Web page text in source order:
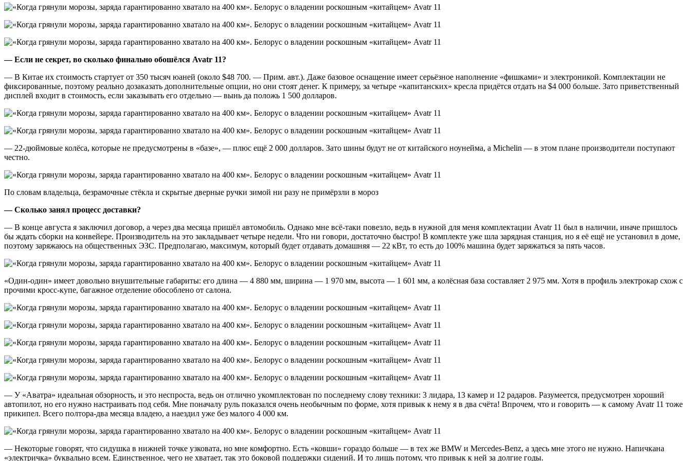
— Если не секрет, во сколько финально обошёлся Avatr 11?
— В Китае их стоимость стартует от 350 тысяч юаней (около $48 700. — Прим. авт.). Даже базовое оснащение имеет серьёзное наполнение «фишками» и электроникой. Комплектации не
фиксированные, поэтому реально дозаказать дополнительные опции, но они стоят денег. К примеру, за четыре «капитанских» кресла придётся отдать на $4 000 больше. Зато приветственный
дисплей входит в стоимость, если заказывать его отдельно — вынь да положь 1 500 долларов.
— 22-дюймовые колёса, которые не предусмотрены в «базе», — плюс ещё 2 000 долларов. Зато шины будут не от китайского ноунейма, а Michelin — в этом плане производители поступают
честно.
По словам владельца, безрамочные стёкла и скрытые дверные ручки зимой ни разу не примёрзли в мороз
— Сколько занял процесс доставки?
— В конце августа я заключил договор, а через два месяца пришёл автомобиль. Однако мне всё-таки повезло, ведь в нужной для меня комплектации Avatr 11 был в наличии, иначе пришлось
бы ждать сборки на конвейере. Производитель на это закладывает четыре недели. Что ни говори, достаточно быстро! В комплекте уже шла зарядная станция, но я её ещё не установил в доме,
поэтому заряжаюсь на общественных ЭЗС. Предполагаю, максимум, который будет отдавать домашняя — 22 кВт, то есть до 100% машина будет заряжаться за пять часов.
«Один-один» имеет довольно внушительные габариты: его длина — 4 880 мм, ширина — 1 970 мм, высота — 1 601 мм, а колёсная база составляет 2 975 мм. Хотя в профиль электрокар схож с
прочими кросс-купе, багажное отделение обособлено от салона.
— У «Аватра» идеальная обзорность, и это неспроста, ведь он отлично укомплектован по последнему слову техники: 3 лидара, 13 камер и 12 радаров. Разумеется, предусмотрен хороший
автопилот, но его нужно настраивать под себя. Мне поначалу руль показался очень необычным по форме, хотя привык к нему я в два счёта! Впрочем, что и говорить — к самому Avatr 11 тоже
прикипел. Всего полтора-два месяца владею, а наездил уже без малого 4 000 км.
— Некоторые говорят, что сидушка в нижней точке узковата, но мне комфортно. Есть «ковши» гораздо больше — в тех же BMW и Mercedes-Benz, а здесь мне этого не нужно. Напичкана
«электричка» буквально всем. Единственное, чего не хватает, так это боковой поддержки сидений. И то лишь потому, что привык к ней за долгие годы.